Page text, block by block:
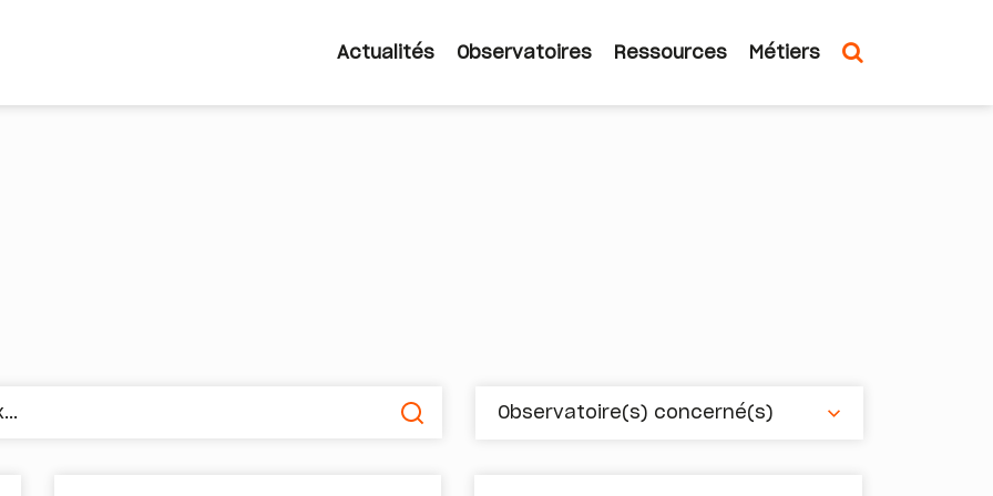
Actualités Observatoires Ressources Métiers
Observatoire(s) concerné(s)